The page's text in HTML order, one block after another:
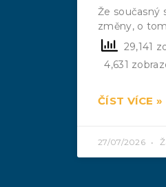
Že současný
změny, o
29,141
4,631
ČÍST VÍCE »
27/07/2026